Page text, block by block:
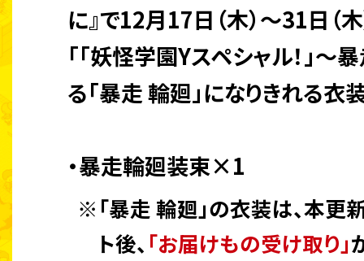
に』で12月17日（木）～31日（
「「妖怪学園Yスペシャル！」～
る「暴走 輪廻」になりきれる衣
・暴走輪廻装束×1
※「暴走 輪廻」の衣装は、本更
ト後、 「お届けもの受け取り」